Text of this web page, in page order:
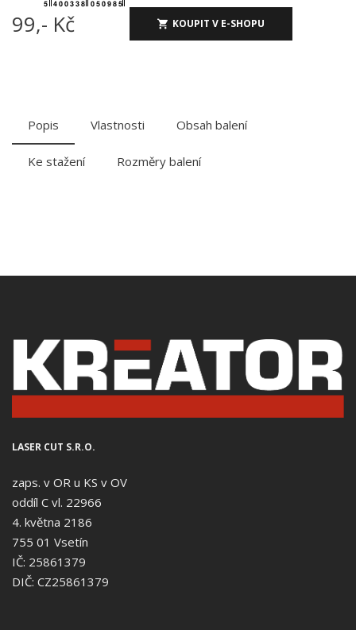
99,- Kč KOUPIT V E-SHOPU
Popis Vlastnosti Obsah balení
Ke stažení Rozměry balení
LASER CUT S.R.O.
zaps. v OR u KS v OV
oddíl C vl. 22966
4. května 2186
755 01 Vsetín
IČ: 25861379
DIČ: CZ25861379